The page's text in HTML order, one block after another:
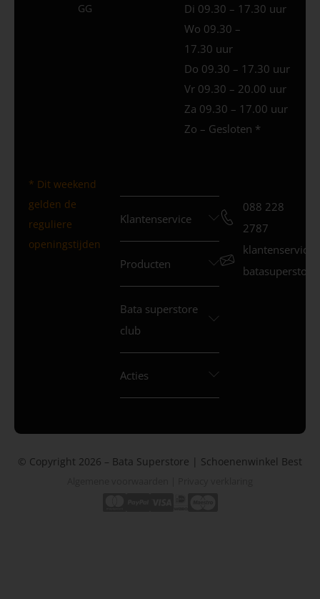
GG
Di 09.30 – 17.30 uur
Wo 09.30 –
17.30 uur
Do 09.30 – 17.30 uur
Vr 09.30 – 20.00 uur
Za 09.30 – 17.00 uur
Zo – Gesloten *
* Dit weekend
gelden de
reguliere
openingstijden
Klantenservice
Producten
Bata superstore
club
Acties
088 228
2787
© Copyright 2026 – Bata Superstore | Schoenenwinkel Best